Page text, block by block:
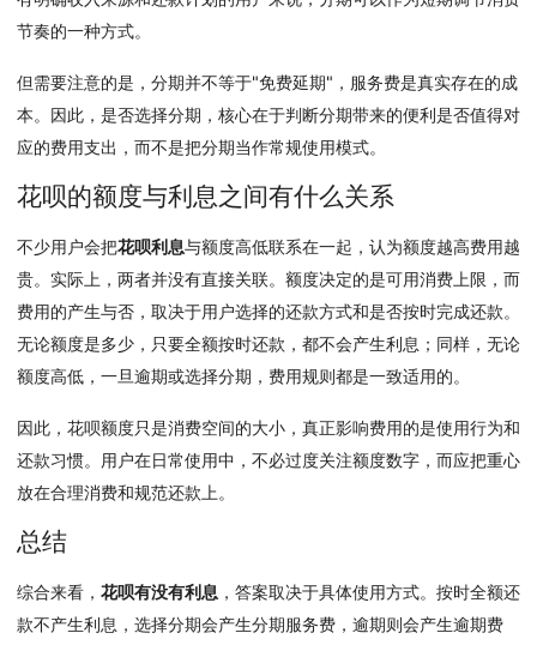
节奏的一种方式。
但需要注意的是，分期并不等于"免费延期"，服务费是真实存在的成
本。因此，是否选择分期，核心在于判断分期带来的便利是否值得对
应的费用支出，而不是把分期当作常规使用模式。
花呗的额度与利息之间有什么关系
不少用户会把花呗利息与额度高低联系在一起，认为额度越高费用越
贵。实际上，两者并没有直接关联。额度决定的是可用消费上限，而
费用的产生与否，取决于用户选择的还款方式和是否按时完成还款。
无论额度是多少，只要全额按时还款，都不会产生利息；同样，无论
额度高低，一旦逾期或选择分期，费用规则都是一致适用的。
因此，花呗额度只是消费空间的大小，真正影响费用的是使用行为和
还款习惯。用户在日常使用中，不必过度关注额度数字，而应把重心
放在合理消费和规范还款上。
总结
综合来看， 花呗有没有利息 ，答案取决于具体使用方式。按时全额还
款不产生利息，选择分期会产生分期服务费，逾期则会产生逾期费